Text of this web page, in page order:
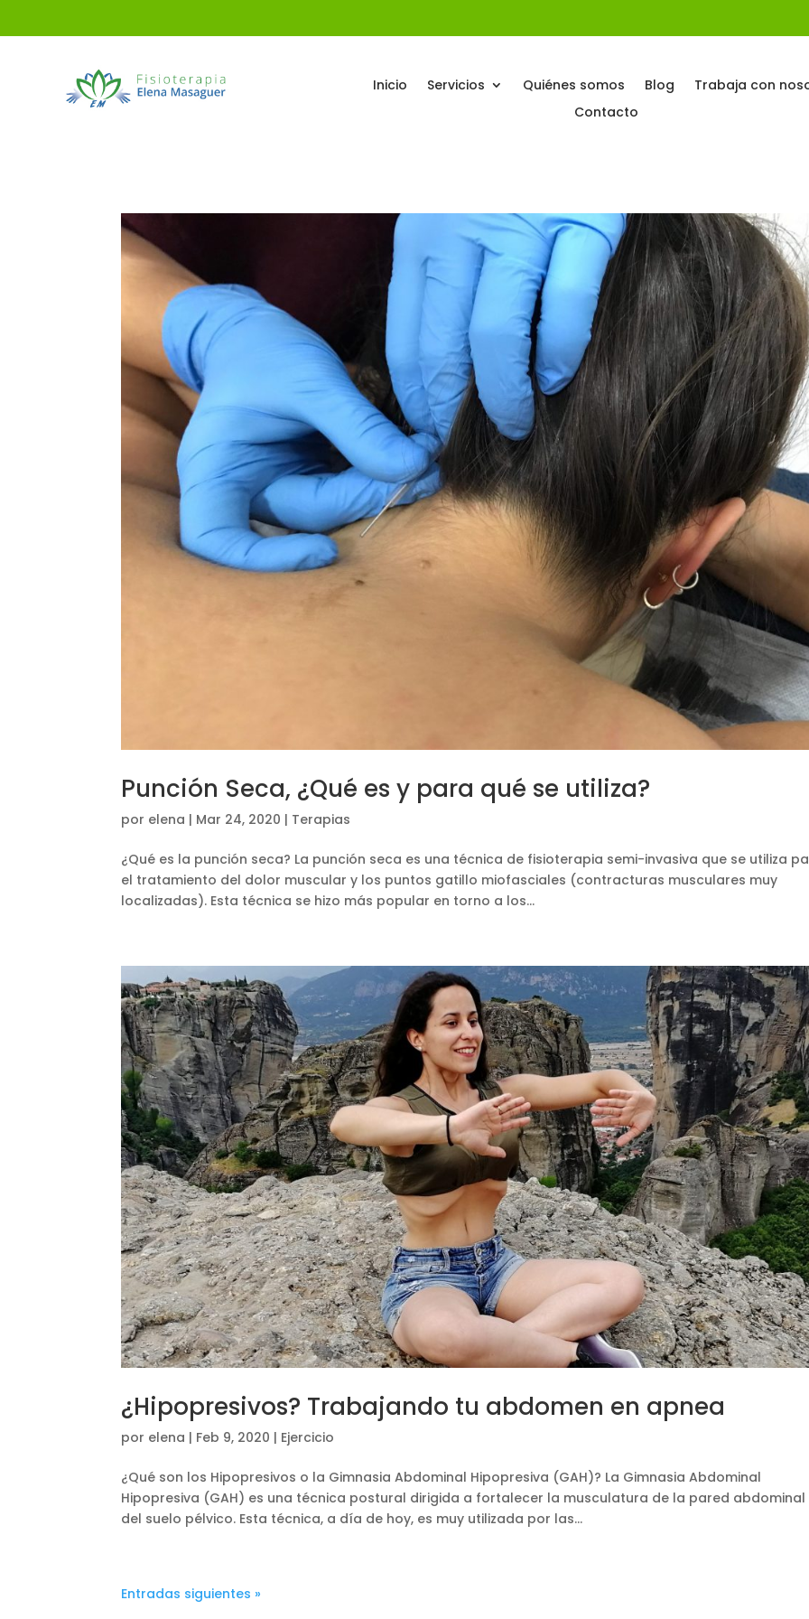
Inicio Servicios Quiénes somos Blog
Trabaja con
Contacto
Punción Seca, ¿Qué es y para qué se utiliza?
por elena | Mar 24, 2020 | Terapias
¿Qué es la punción seca? La punción seca es una técnica de fisioterapia semi-invasiva que se utiliza
el tratamiento del dolor muscular y los puntos gatillo miofasciales (contracturas musculares muy
localizadas). Esta técnica se hizo más popular en torno a los...
¿Hipopresivos? Trabajando tu abdomen en apnea
por elena | Feb 9, 2020 | Ejercicio
¿Qué son los Hipopresivos o la Gimnasia Abdominal Hipopresiva (GAH)? La Gimnasia Abdominal
Hipopresiva (GAH) es una técnica postural dirigida a fortalecer la musculatura de la pared abdominal
del suelo pélvico. Esta técnica, a día de hoy, es muy utilizada por las...
Entradas siguientes »